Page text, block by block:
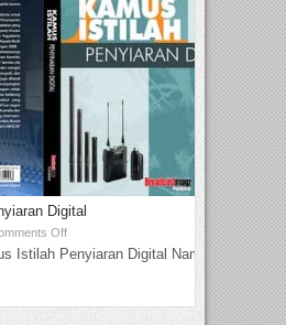
Digital
Off
Istilah Penyiaran Digital Nama